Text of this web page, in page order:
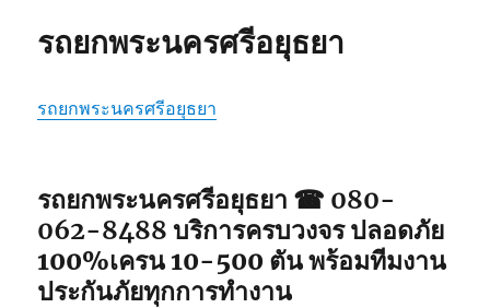
รถยกพระนครศรีอยุธยา
รถยกพระนครศรีอยุธยา
รถยกพระนครศรีอยุธยา ☎ 080-
062-8488 บริการครบวงจร ปลอดภัย
100%เครน 10-500 ตัน พร้อมทีมงาน
ประกันภัยทุกการทำงาน